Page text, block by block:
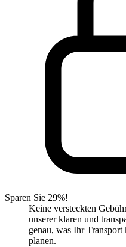
Sparen Sie 29%!
Keine versteckten
unserer klaren und
genau, was Ihr Transport
planen.